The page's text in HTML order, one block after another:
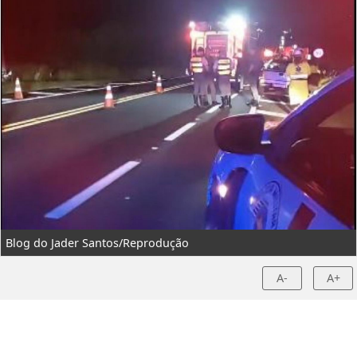
Blog do Jader Santos/Reprodução
A- A+